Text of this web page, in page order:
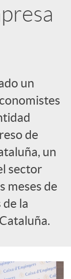
un
de
un
sector
meses de
la